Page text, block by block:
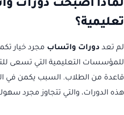
لماذا أصبحت دورات
تعليمية؟
لم تعد دورات واتساب مجرد خيار
للمؤسسات التعليمية التي تسعى
قاعدة من الطلاب. السبب يكمن في
هذه الدورات، والتي تتجاوز مجرد